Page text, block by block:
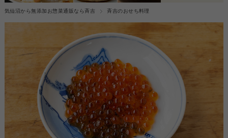
気仙沼から無添加お惣菜通販なら斉吉 斉吉のおせち料理